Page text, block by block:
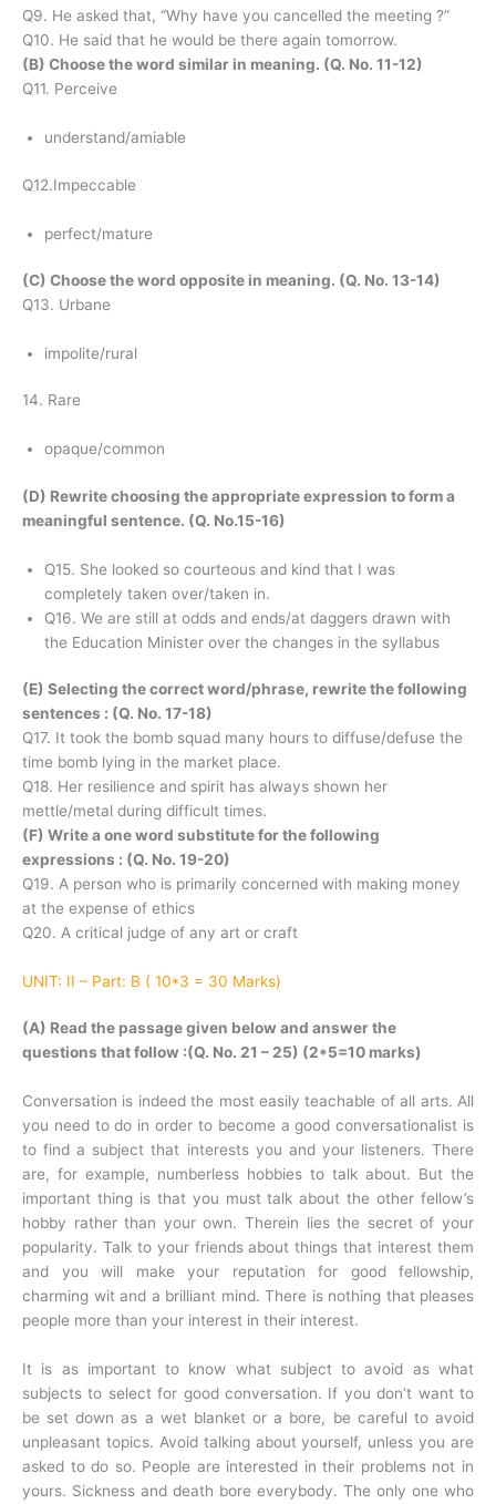
Q9. He asked that, “Why have you cancelled the meeting ?”
Q10. He said that he would be there again tomorrow.
(B) Choose the word similar in meaning. (Q. No. 11-12)
Q11. Perceive
understand/amiable
Q12.Impeccable
perfect/mature
(C) Choose the word opposite in meaning. (Q. No. 13-14)
Q13. Urbane
impolite/rural
14. Rare
opaque/common
(D) Rewrite choosing the appropriate expression to form a
meaningful sentence. (Q. No.15-16)
Q15. She looked so courteous and kind that I was
completely taken over/taken in.
Q16. We are still at odds and ends/at daggers drawn with
the Education Minister over the changes in the syllabus
(E) Selecting the correct word/phrase, rewrite the following
sentences : (Q. No. 17-18)
Q17. It took the bomb squad many hours to diffuse/defuse the
time bomb lying in the market place.
Q18. Her resilience and spirit has always shown her
mettle/metal during difficult times.
(F) Write a one word substitute for the following
expressions : (Q. No. 19-20)
Q19. A person who is primarily concerned with making money
at the expense of ethics
Q20. A critical judge of any art or craft
UNIT: II – Part: B ( 10*3 = 30 Marks)
(A) Read the passage given below and answer the
questions that follow :(Q. No. 21 – 25) (2*5=10 marks)
Conversation is indeed the most easily teachable of all arts. All
you need to do in order to become a good conversationalist is
to find a subject that interests you and your listeners. There
are, for example, numberless hobbies to talk about. But the
important thing is that you must talk about the other fellow’s
hobby rather than your own. Therein lies the secret of your
popularity. Talk to your friends about things that interest them
and you will make your reputation for good fellowship,
charming wit and a brilliant mind. There is nothing that pleases
people more than your interest in their interest.
It is as important to know what subject to avoid as what
subjects to select for good conversation. If you don’t want to
be set down as a wet blanket or a bore, be careful to avoid
unpleasant topics. Avoid talking about yourself, unless you are
asked to do so. People are interested in their problems not in
yours. Sickness and death bore everybody. The only one who